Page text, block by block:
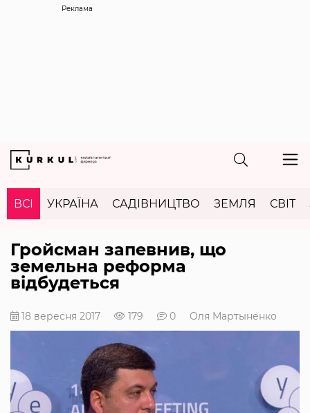
Реклама
ВСІ УКРАЇНА САДІВНИЦТВО ЗЕМЛЯ СВІТ
Гройсман запевнив, що
земельна реформа
відбудеться
18 вересня 2017 179 0 Оля Мартыненко